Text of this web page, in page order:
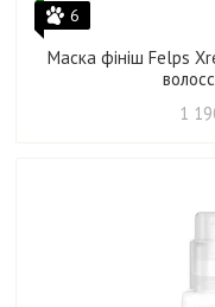
6
Маска фініш Felps
1